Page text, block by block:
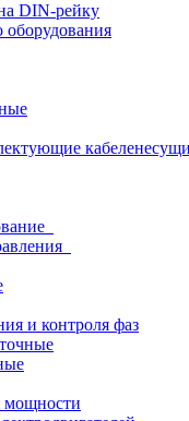
DIN-рейку
и контроля фаз
мощности